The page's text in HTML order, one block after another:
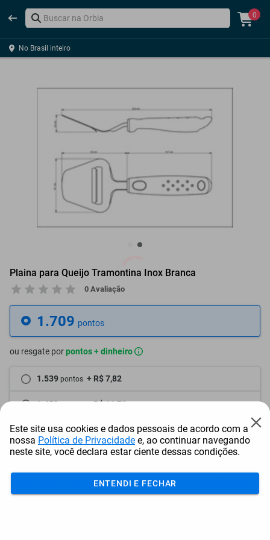
0
No Brasil inteiro
Plaina para Queijo Tramontina Inox Branca
0 Avaliação
1.709 pontos
ou resgate porpontos + dinheiro
1.539 pontos + R$ 7,82
1.453 + R$ 11,78
1.368 pontos + R$ 15,69
Este site usa cookies e dados pessoais de acordo com a
nossa Política de Privacidade e, ao continuar navegando
neste site, você declara estar ciente dessas condições.
ENTENDI E FECHAR